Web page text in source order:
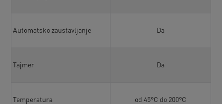
Automatsko zaustavljanje
Tajmer
Temperatura
Da
Da
od 45°C do 200°C